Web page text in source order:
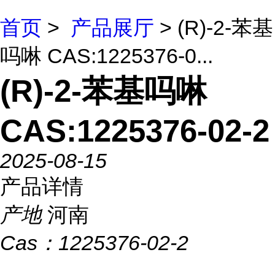
首页 > 产品展厅 > (R)-2-苯基
吗啉 CAS:1225376-0...
(R)-2-苯基吗啉
CAS:1225376-02-2
2025-08-15
产品详情
产地 河南
Cas： 1225376-02-2